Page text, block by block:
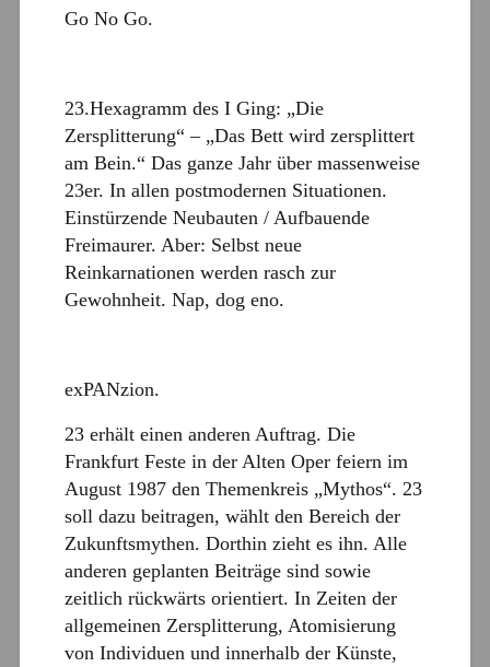
Go No Go.
23.Hexagramm des I Ging: „Die
Zersplitterung“ – „Das Bett wird zersplittert
am Bein.“ Das ganze Jahr über massenweise
23er. In allen postmodernen Situationen.
Einstürzende Neubauten / Aufbauende
Freimaurer. Aber: Selbst neue
Reinkarnationen werden rasch zur
Gewohnheit. Nap, dog eno.
exPANzion.
23 erhält einen anderen Auftrag. Die
Frankfurt Feste in der Alten Oper feiern im
August 1987 den Themenkreis „Mythos“. 23
soll dazu beitragen, wählt den Bereich der
Zukunftsmythen. Dorthin zieht es ihn. Alle
anderen geplanten Beiträge sind sowie
zeitlich rückwärts orientiert. In Zeiten der
allgemeinen Zersplitterung, Atomisierung
von Individuen und innerhalb der Künste,